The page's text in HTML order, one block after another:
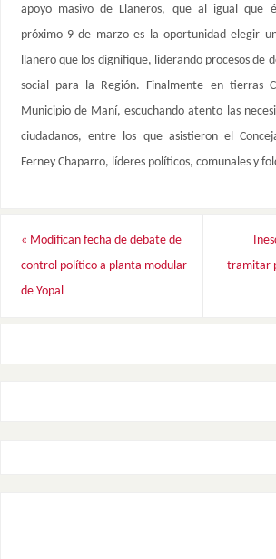
apoyo masivo de Llaneros, que al igual que
próximo 9 de marzo es la oportunidad elegir
llanero que los dignifique, liderando procesos de
social para la Región. Finalmente en tierras
Municipio de Maní, escuchando atento las
ciudadanos, entre los que asistieron el
Ferney Chaparro, líderes políticos, comunales y
« Modifican fecha de debate de
control político a planta modular
de Yopal
tramitar